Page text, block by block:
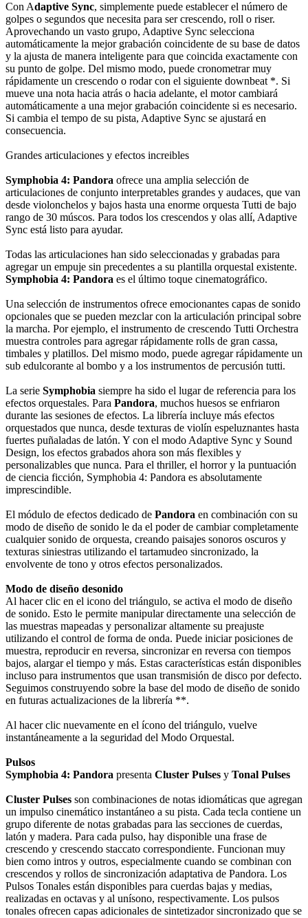
Con Adaptive Sync, simplemente puede establecer el número de
golpes o segundos que necesita para ser crescendo, roll o riser.
Aprovechando un vasto grupo, Adaptive Sync selecciona
automáticamente la mejor grabación coincidente de su base de datos
y la ajusta de manera inteligente para que coincida exactamente con
su punto de golpe. Del mismo modo, puede cronometrar muy
rápidamente un crescendo o rodar con el siguiente downbeat *. Si
mueve una nota hacia atrás o hacia adelante, el motor cambiará
automáticamente a una mejor grabación coincidente si es necesario.
Si cambia el tempo de su pista, Adaptive Sync se ajustará en
consecuencia.
Grandes articulaciones y efectos increibles
Symphobia 4: Pandora ofrece una amplia selección de
articulaciones de conjunto interpretables grandes y audaces, que van
desde violonchelos y bajos hasta una enorme orquesta Tutti de bajo
rango de 30 múscos. Para todos los crescendos y olas allí, Adaptive
Sync está listo para ayudar.
Todas las articulaciones han sido seleccionadas y grabadas para
agregar un empuje sin precedentes a su plantilla orquestal existente.
Symphobia 4: Pandora es el último toque cinematográfico.
Una selección de instrumentos ofrece emocionantes capas de sonido
opcionales que se pueden mezclar con la articulación principal sobre
la marcha. Por ejemplo, el instrumento de crescendo Tutti Orchestra
muestra controles para agregar rápidamente rolls de gran cassa,
timbales y platillos. Del mismo modo, puede agregar rápidamente un
sub edulcorante al bombo y a los instrumentos de percusión tutti.
La serie Symphobia siempre ha sido el lugar de referencia para los
efectos orquestales. Para Pandora, muchos huesos se enfriaron
durante las sesiones de efectos. La librería incluye más efectos
orquestados que nunca, desde texturas de violín espeluznantes hasta
fuertes puñaladas de latón. Y con el modo Adaptive Sync y Sound
Design, los efectos grabados ahora son más flexibles y
personalizables que nunca. Para el thriller, el horror y la puntuación
de ciencia ficción, Symphobia 4: Pandora es absolutamente
imprescindible.
El módulo de efectos dedicado de Pandora en combinación con su
modo de diseño de sonido le da el poder de cambiar completamente
cualquier sonido de orquesta, creando paisajes sonoros oscuros y
texturas siniestras utilizando el tartamudeo sincronizado, la
envolvente de tono y otros efectos personalizados.
Modo de diseño desonido
Al hacer clic en el icono del triángulo, se activa el modo de diseño
de sonido. Esto le permite manipular directamente una selección de
las muestras mapeadas y personalizar altamente su preajuste
utilizando el control de forma de onda. Puede iniciar posiciones de
muestra, reproducir en reversa, sincronizar en reversa con tiempos
bajos, alargar el tiempo y más. Estas características están disponibles
incluso para instrumentos que usan transmisión de disco por defecto.
Seguimos construyendo sobre la base del modo de diseño de sonido
en futuras actualizaciones de la librería **.
Al hacer clic nuevamente en el ícono del triángulo, vuelve
instantáneamente a la seguridad del Modo Orquestal.
Pulsos
Symphobia 4: Pandora presenta Cluster Pulses y Tonal Pulses
Cluster Pulses son combinaciones de notas idiomáticas que agregan
un impulso cinemático instantáneo a su pista. Cada tecla contiene un
grupo diferente de notas grabadas para las secciones de cuerdas,
latón y madera. Para cada pulso, hay disponible una frase de
crescendo y crescendo staccato correspondiente. Funcionan muy
bien como intros y outros, especialmente cuando se combinan con
crescendos y rollos de sincronización adaptativa de Pandora. Los
Pulsos Tonales están disponibles para cuerdas bajas y medias,
realizadas en octavas y al unísono, respectivamente. Los pulsos
tonales ofrecen capas adicionales de sintetizador sincronizado que se